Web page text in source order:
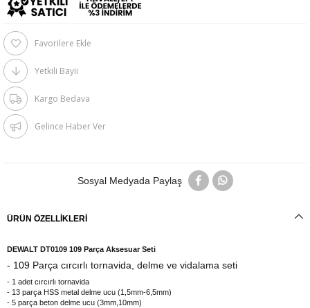
Favorilere Ekle
Yetkili Bayii
Kargo Bedava
Gelince Haber Ver
Sosyal Medyada Paylaş
ÜRÜN ÖZELLIKLERI
DEWALT DT0109 109 Parça Aksesuar Seti
- 109 Parça cırcırlı tornavida, delme ve vidalama seti
- 1 adet cırcırlı tornavida
- 13 parça HSS metal delme ucu (1,5mm-6,5mm)
- 5 parça beton delme ucu (3mm,10mm)